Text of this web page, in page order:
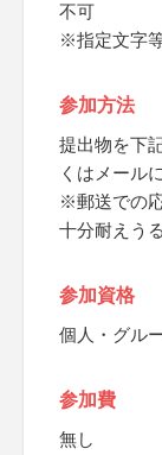
不可
※指定文字
参加方法
提出物を下
くはメール
※郵送での
十分耐えう
参加資格
個人・グル
参加費
無し